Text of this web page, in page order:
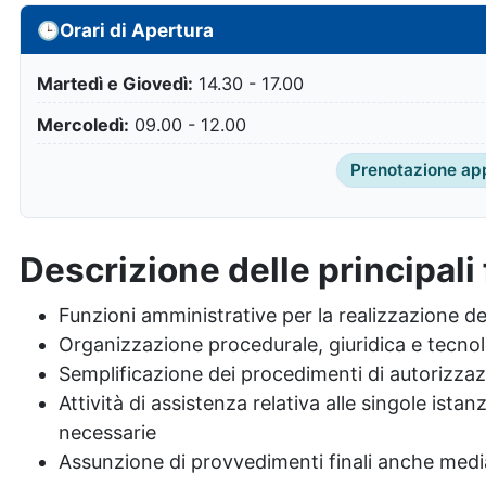
🕒Orari di Apertura
Martedì e Giovedì: 14.30 - 17.00
Mercoledì: 09.00 - 12.00
Prenotazione
Descrizione delle
Funzioni amministrative per la realizzazione
Organizzazione procedurale, giuridica e
Semplificazione dei procedimenti di
Attività di assistenza relativa alle singole
necessarie
Assunzione di provvedimenti finali anche